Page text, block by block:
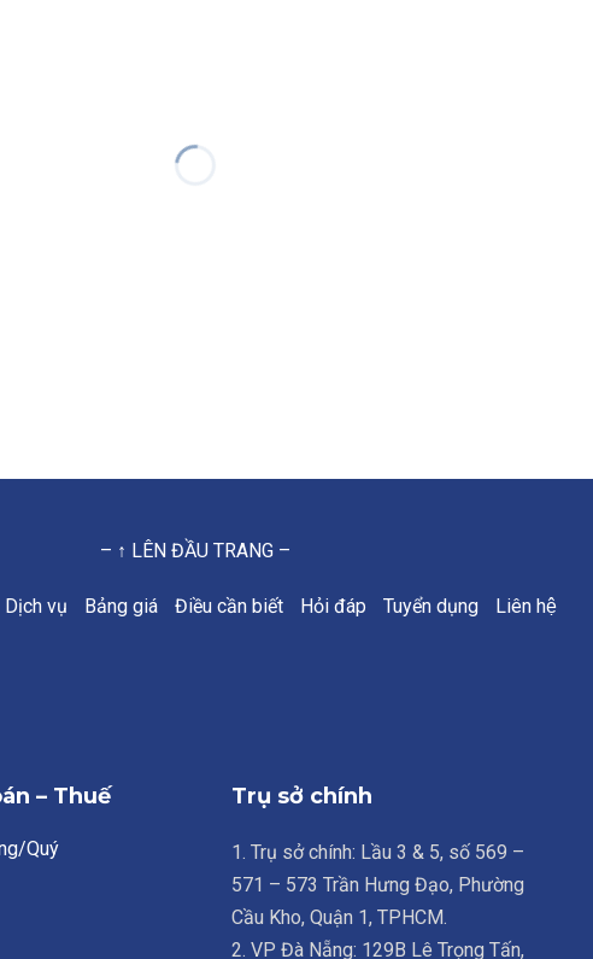
– ↑ LÊN ĐẦU TRANG –
Dịch vụ Bảng giá Điều cần biết Hỏi đáp Tuyển dụng Liên hệ
– Thuế
Quý
Trụ sở chính
1. Trụ sở chính: Lầu 3 & 5, số 569 –
571 – 573 Trần Hưng Đạo, Phường
Cầu Kho, Quận 1, TPHCM.
2. VP Đà Nẵng: 129B Lê Trọng Tấn,